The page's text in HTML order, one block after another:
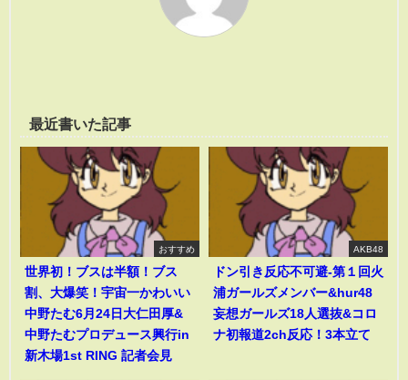
最近書いた記事
おすすめ
世界初！ブスは半額！ブス
割、大爆笑！宇宙一かわいい
中野たむ6月24日大仁田厚&
中野たむプロデュース興行in
新木場1st RING 記者会見
AKB48
ドン引き反応不可避-第１回火
浦ガールズメンバー&hur48
妄想ガールズ18人選抜&コロ
ナ初報道2ch反応！3本立て